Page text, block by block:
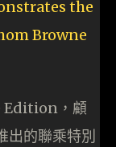
Edition，顧
的聯乘特別